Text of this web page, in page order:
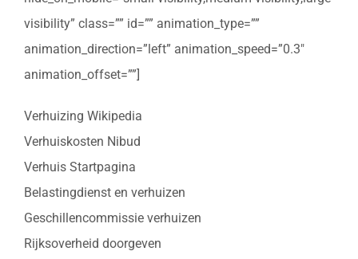
visibility” class=”” id=”” animation_type=””
animation_direction=”left” animation_speed=”0.3″
animation_offset=””]
Verhuizing Wikipedia
Verhuiskosten Nibud
Verhuis Startpagina
Belastingdienst en verhuizen
Geschillencommissie verhuizen
Rijksoverheid doorgeven